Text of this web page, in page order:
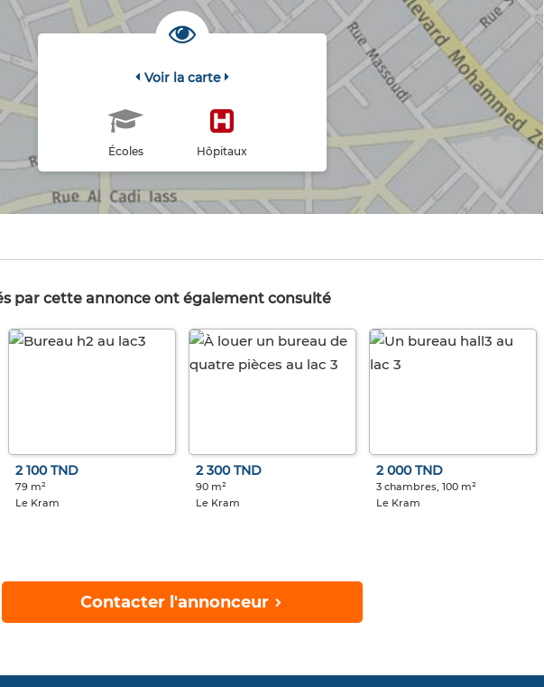
Voir la carte
Écoles Hôpitaux
par cette annonce ont également consulté
2 100 TND
79 m²
Le Kram
2 300 TND
90 m²
Le Kram
2 000 TND
3 chambres, 100 m²
Le Kram
Contacter l'annonceur